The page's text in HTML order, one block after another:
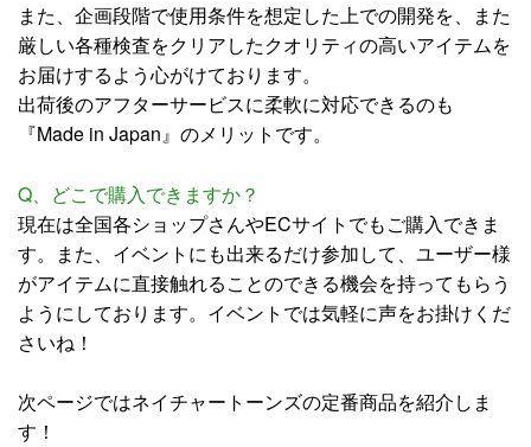
また、企画段階で使用条件を想定した上での開発を、また
厳しい各種検査をクリアしたクオリティの高いアイテムを
お届けするよう心がけております。
出荷後のアフターサービスに柔軟に対応できるのも
『Made in Japan』のメリットです。
Q、どこで購入できますか？
現在は全国各ショップさんやECサイトでもご購入できま
す。また、イベントにも出来るだけ参加して、ユーザー様
がアイテムに直接触れることのできる機会を持ってもらう
ようにしております。イベントでは気軽に声をお掛けくだ
さいね！
次ページではネイチャートーンズの定番商品を紹介しま
す！